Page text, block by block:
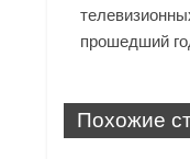
прошедший
Похожие